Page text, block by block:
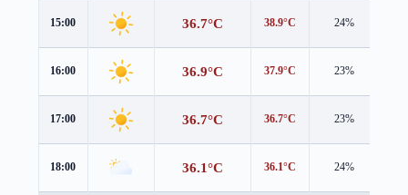
15:00 36.7°C 38.9°C 24%
16:00 36.9°C 37.9°C 23%
17:00 36.7°C 36.7°C 23%
18:00 36.1°C 36.1°C 24%